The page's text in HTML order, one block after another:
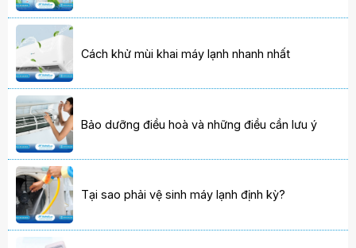
Cách khử mùi khai máy lạnh nhanh nhất
Bảo dưỡng điều hoà và những điều cần lưu ý
Tại sao phải vệ sinh máy lạnh định kỳ?